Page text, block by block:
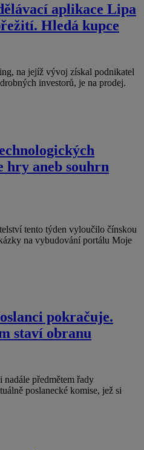
aplikace Lipa
Hledá kupce
na jejíž vývoj získal podnikatel
investorů, je na prodej.
hry aneb souhrn
tento týden vyloučilo čínskou
na vybudování portálu Moje
pokračuje.
staví obranu
předmětem řady
poslanecké komise, jež si